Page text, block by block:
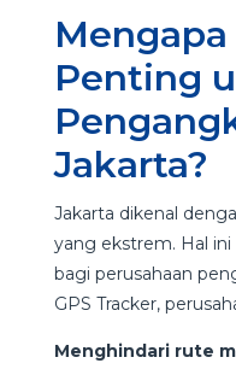
Mengapa
Penting
Jakarta?
Jakarta dikenal
yang ekstrem. Hal
bagi perusahaan
GPS Tracker,
Menghindari rute